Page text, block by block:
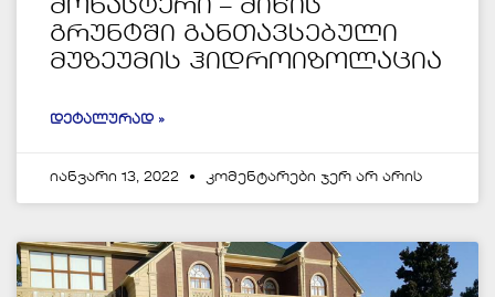
მონასტერი – მიწის
გრუნტში განთავსებული
მუზეუმის ჰიდროიზოლაცია
ᲓᲔᲢᲐᲚᲣᲠᲐᲓ »
იანვარი 13, 2022 კომენტარები ჯერ არ არის